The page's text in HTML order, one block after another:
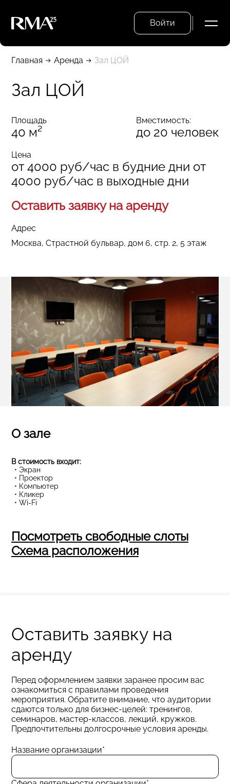
Войти
Главная Аренда Зал ЦОЙ
Зал ЦОЙ
Площадь
40 м²
Вместимость:
до 20 человек
Адрес
Москва, Страстной бульвар, дом 6, стр. 2, 5 этаж
Цена
от 4000 руб/час в будние дни от
4000 руб/час в выходные дни
Оставить заявку на аренду
О зале
В стоимость входит:
• Экран
• Проектор
• Компьютер
• Кликер
• Wi-Fi
Посмотреть свободные слоты
Схема расположения
Оставить заявку на
аренду
Перед оформлением заявки заранее просим вас
ознакомиться с правилами проведения
мероприятия. Обратите внимание, что аудитории
сдаются только для бизнес-целей: тренингов,
семинаров, мастер-классов, лекций, кружков.
Предпочтительны долгосрочные условия аренды.
Название организации